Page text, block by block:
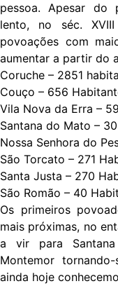
pessoa. Apesar do
lento, no séc.
povoações com
aumentar a partir do
Coruche – 2851
Couço – 656
Vila Nova da Erra –
Santana do Mato –
Nossa Senhora do
São Torcato – 271
Santa Justa – 270
São Romão – 40
Os primeiros
mais próximas, no
a vir para
Montemor
ainda hoje